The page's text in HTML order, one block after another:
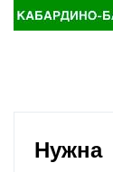
Нужна